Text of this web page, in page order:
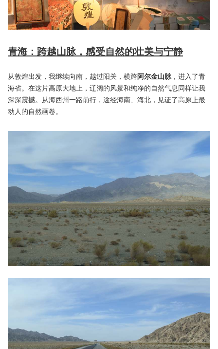
青海：跨越山脉，感受自然的壮美与宁静
从敦煌出发，我继续向南，越过阳关，横跨阿尔金山脉，进入了青
海省。在这片高原大地上，辽阔的风景和纯净的自然气息同样让我
深深震撼。从海西州一路前行，途经海南、海北，见证了高原上最
动人的自然画卷。